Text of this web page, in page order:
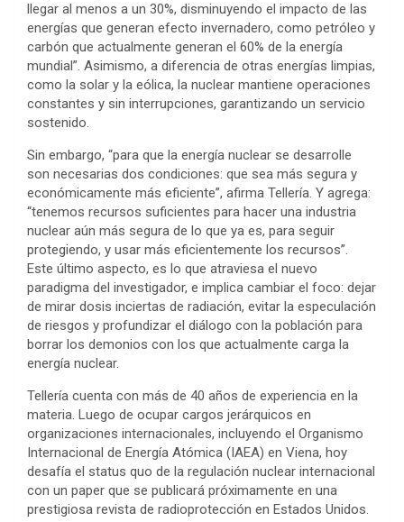
llegar al menos a un 30%, disminuyendo el impacto de las
energías que generan efecto invernadero, como petróleo y
carbón que actualmente generan el 60% de la energía
mundial”. Asimismo, a diferencia de otras energías limpias,
como la solar y la eólica, la nuclear mantiene operaciones
constantes y sin interrupciones, garantizando un servicio
sostenido.
Sin embargo, “para que la energía nuclear se desarrolle
son necesarias dos condiciones: que sea más segura y
económicamente más eficiente”, afirma Tellería. Y agrega:
“tenemos recursos suficientes para hacer una industria
nuclear aún más segura de lo que ya es, para seguir
protegiendo, y usar más eficientemente los recursos”.
Este último aspecto, es lo que atraviesa el nuevo
paradigma del investigador, e implica cambiar el foco: dejar
de mirar dosis inciertas de radiación, evitar la especulación
de riesgos y profundizar el diálogo con la población para
borrar los demonios con los que actualmente carga la
energía nuclear.
Tellería cuenta con más de 40 años de experiencia en la
materia. Luego de ocupar cargos jerárquicos en
organizaciones internacionales, incluyendo el Organismo
Internacional de Energía Atómica (IAEA) en Viena, hoy
desafía el status quo de la regulación nuclear internacional
con un paper que se publicará próximamente en una
prestigiosa revista de radioprotección en Estados Unidos.